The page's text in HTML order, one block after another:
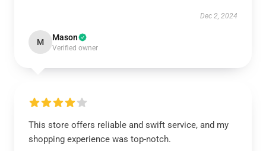
Dec 2, 2024
M Mason
Verified owner
This store offers reliable and swift service, and my
shopping experience was top-notch.